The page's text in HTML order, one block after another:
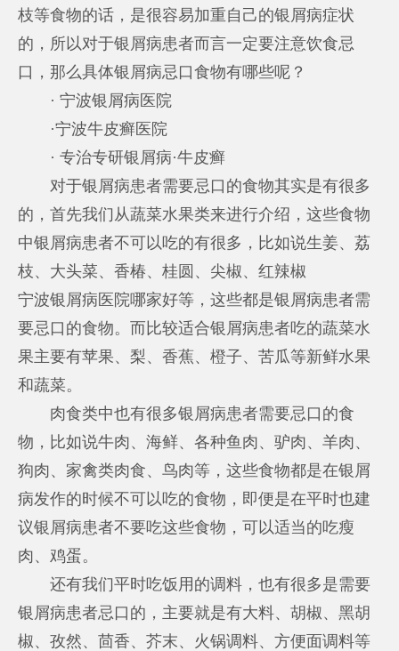
枝等食物的话，是很容易加重自己的银屑病症状
的，所以对于银屑病患者而言一定要注意饮食忌
口，那么具体银屑病忌口食物有哪些呢？
· 宁波银屑病医院
·宁波牛皮癣医院
· 专治专研银屑病·牛皮癣
对于银屑病患者需要忌口的食物其实是有很多
的，首先我们从蔬菜水果类来进行介绍，这些食物
中银屑病患者不可以吃的有很多，比如说生姜、荔
枝、大头菜、香椿、桂圆、尖椒、红辣椒
宁波银屑病医院哪家好等，这些都是银屑病患者需
要忌口的食物。而比较适合银屑病患者吃的蔬菜水
果主要有苹果、梨、香蕉、橙子、苦瓜等新鲜水果
和蔬菜。
肉食类中也有很多银屑病患者需要忌口的食
物，比如说牛肉、海鲜、各种鱼肉、驴肉、羊肉、
狗肉、家禽类肉食、鸟肉等，这些食物都是在银屑
病发作的时候不可以吃的食物，即便是在平时也建
议银屑病患者不要吃这些食物，可以适当的吃瘦
肉、鸡蛋。
还有我们平时吃饭用的调料，也有很多是需要
银屑病患者忌口的，主要就是有大料、胡椒、黑胡
椒、孜然、茴香、芥末、火锅调料、方便面调料等